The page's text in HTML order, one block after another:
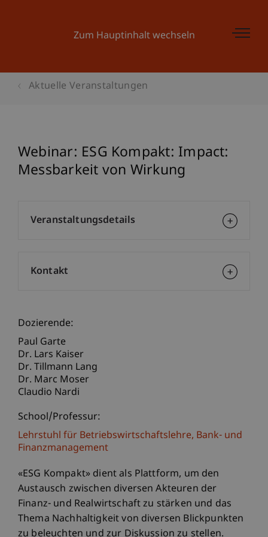
Zum Hauptinhalt wechseln
Aktuelle Veranstaltungen
Webinar: ESG Kompakt: Impact:
Messbarkeit von Wirkung
Dozierende:
Paul Garte
Dr. Lars Kaiser
Dr. Tillmann Lang
Dr. Marc Moser
Claudio Nardi
School/Professur:
Lehrstuhl für Betriebswirtschaftslehre, Bank- und
Finanzmanagement
«ESG Kompakt» dient als Plattform, um den
Austausch zwischen diversen Akteuren der
Finanz- und Realwirtschaft zu stärken und das
Thema Nachhaltigkeit von diversen Blickpunkten
zu beleuchten und zur Diskussion zu stellen.
Veranstaltungsdetails
Kontakt